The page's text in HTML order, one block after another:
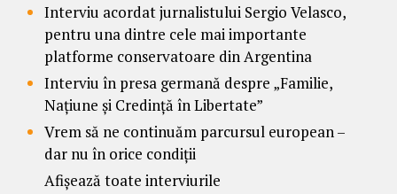
Interviu acordat jurnalistului Sergio Velasco,
pentru una dintre cele mai importante
platforme conservatoare din Argentina
Interviu în presa germană despre „Familie,
Națiune și Credință în Libertate”
Vrem să ne continuăm parcursul european –
dar nu în orice condiții
Afișează toate interviurile